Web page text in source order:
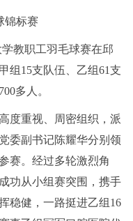
锦标赛
学教职工羽毛球赛在邱
组15支队伍、乙组61支
多人。
度重视、周密组织，派
委副书记陈耀华分别领
赛。经过多轮激烈角
功从小组赛突围，携手
稳健，一路挺进乙组16